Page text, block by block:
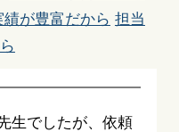
が豊富だから 担当
生でしたが、依頼